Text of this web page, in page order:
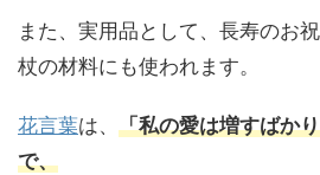
また、実用品として、長寿のお
杖の材料にも使われます。
花言葉は、 「私の愛は増すばか
で、